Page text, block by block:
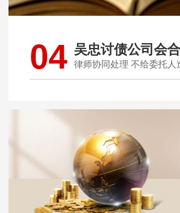
04 吴忠讨债公司会
律师协同处理 不给委托人